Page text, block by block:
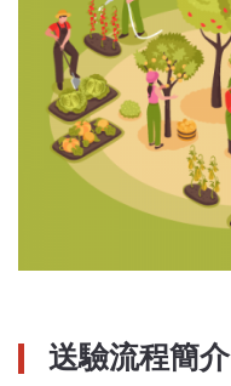
送驗流程簡介